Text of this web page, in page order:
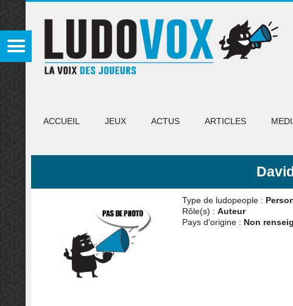
ACCUEIL JEUX ACTUS ARTICLES
Type de ludopeople :
Rôle(s) : Auteur
Pays d'origine : Non